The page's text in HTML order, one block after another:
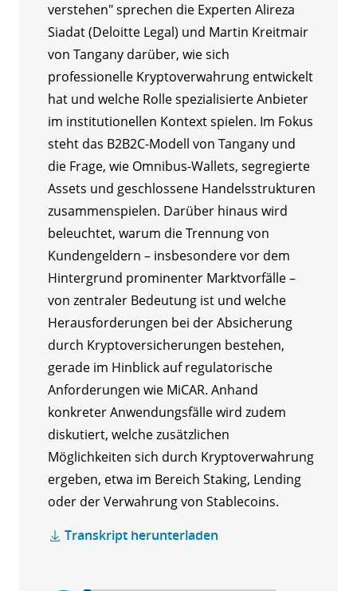
verstehen" sprechen die Experten Alireza
Siadat (Deloitte Legal) und Martin Kreitmair
von Tangany darüber, wie sich
professionelle Kryptoverwahrung entwickelt
hat und welche Rolle spezialisierte Anbieter
im institutionellen Kontext spielen. Im Fokus
steht das B2B2C-Modell von Tangany und
die Frage, wie Omnibus-Wallets, segregierte
Assets und geschlossene Handelsstrukturen
zusammenspielen. Darüber hinaus wird
beleuchtet, warum die Trennung von
Kundengeldern – insbesondere vor dem
Hintergrund prominenter Marktvorfälle –
von zentraler Bedeutung ist und welche
Herausforderungen bei der Absicherung
durch Kryptoversicherungen bestehen,
gerade im Hinblick auf regulatorische
Anforderungen wie MiCAR. Anhand
konkreter Anwendungsfälle wird zudem
diskutiert, welche zusätzlichen
Möglichkeiten sich durch Kryptoverwahrung
ergeben, etwa im Bereich Staking, Lending
oder der Verwahrung von Stablecoins.
Transkript herunterladen